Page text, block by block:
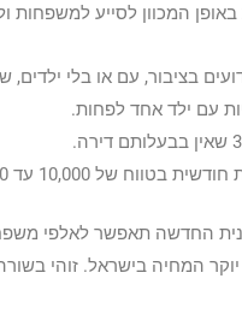
המכוון לסייע למשפחות
בציבור, עם או בלי
עם ילד אחד לפחות.
10,000 עד 25,000 שקלים ברוטו.
החדשה תאפשר לאלפי
יוקר המחיה בישראל. זוהי